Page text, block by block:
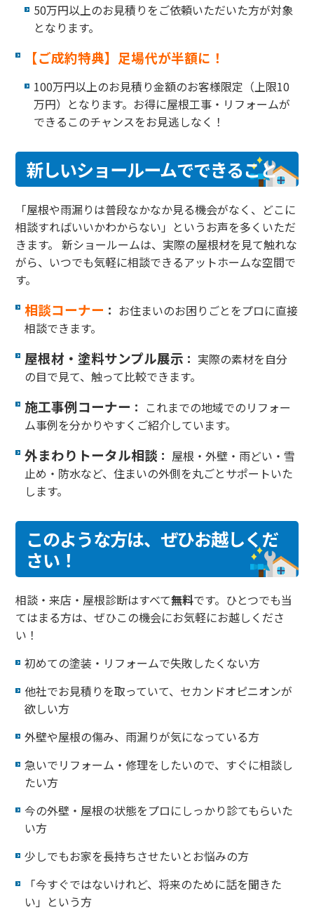
50万円以上のお見積りをご依頼いただいた方が対象
となります。
【ご成約特典】足場代が半額に！
100万円以上のお見積り金額のお客様限定（上限10
万円）となります。お得に屋根工事・リフォームが
できるこのチャンスをお見逃しなく！
新しいショールームでできること
「屋根や雨漏りは普段なかなか見る機会がなく、どこに
相談すればいいかわからない」というお声を多くいただ
きます。 新ショールームは、実際の屋根材を見て触れな
がら、いつでも気軽に相談できるアットホームな空間で
す。
相談コーナー ： お住まいのお困りごとをプロに直接
相談できます。
屋根材・塗料サンプル展示 ： 実際の素材を自分
の目で見て、触って比較できます。
施工事例コーナー ： これまでの地域でのリフォー
ム事例を分かりやすくご紹介しています。
外まわりトータル相談 ： 屋根・外壁・雨どい・雪
止め・防水など、住まいの外側を丸ごとサポートいた
します。
このような方は、ぜひお越しくだ
さい！
相談・来店・屋根診断はすべて無料です。ひとつでも当
てはまる方は、ぜひこの機会にお気軽にお越しくださ
い！
初めての塗装・リフォームで失敗したくない方
他社でお見積りを取っていて、セカンドオピニオンが
欲しい方
外壁や屋根の傷み、雨漏りが気になっている方
急いでリフォーム・修理をしたいので、すぐに相談し
たい方
今の外壁・屋根の状態をプロにしっかり診てもらいた
い方
少しでもお家を長持ちさせたいとお悩みの方
「今すぐではないけれど、将来のために話を聞きた
い」という方